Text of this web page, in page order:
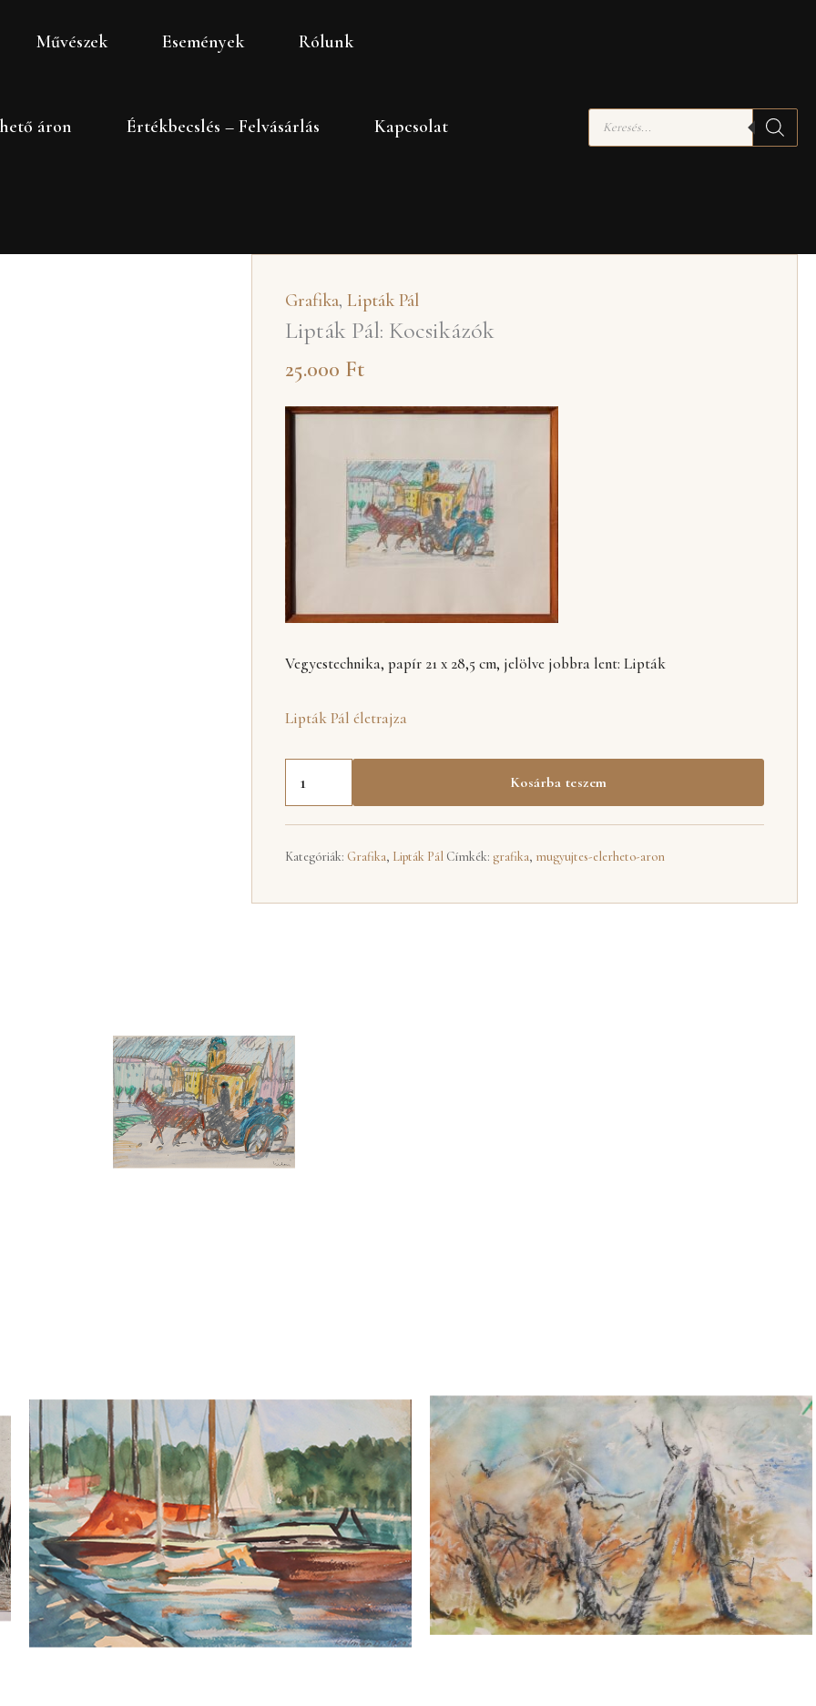
Művészek Események Rólunk
áron Értékbecslés – Felvásárlás Kapcsolat
Products
search
Grafika,Lipták Pál
Lipták Pál: Kocsikázók
25.000 Ft
Vegyestechnika, papír 21 x 28,5 cm, jelölve jobbra lent: Lipták
Lipták Pál életrajza
Pál:
Kosárba teszem
Kategóriák: Grafika, Lipták Pál Címkék: grafika, mugyujtes-elerheto-aron